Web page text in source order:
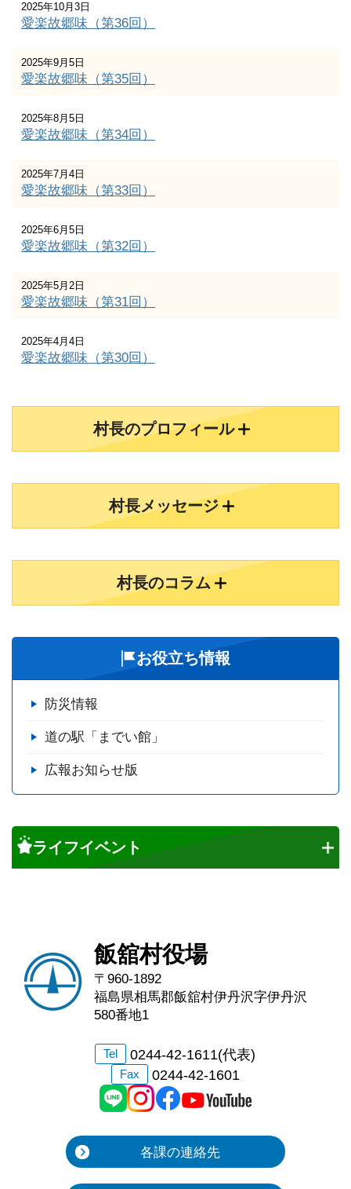
2025年10月3日
愛楽故郷味（第36回）
2025年9月5日
愛楽故郷味（第35回）
2025年8月5日
愛楽故郷味（第34回）
2025年7月4日
愛楽故郷味（第33回）
2025年6月5日
愛楽故郷味（第32回）
2025年5月2日
愛楽故郷味（第31回）
2025年4月4日
愛楽故郷味（第30回）
村長のプロフィール
村長メッセージ
村長のコラム
お役立ち情報
防災情報
道の駅「までい館」
広報お知らせ版
ライフイベント
飯舘村役場
〒960-1892
福島県相馬郡飯舘村伊丹沢字伊丹沢
580番地1
Tel 0244-42-1611(代表)
Fax 0244-42-1601
各課の連絡先